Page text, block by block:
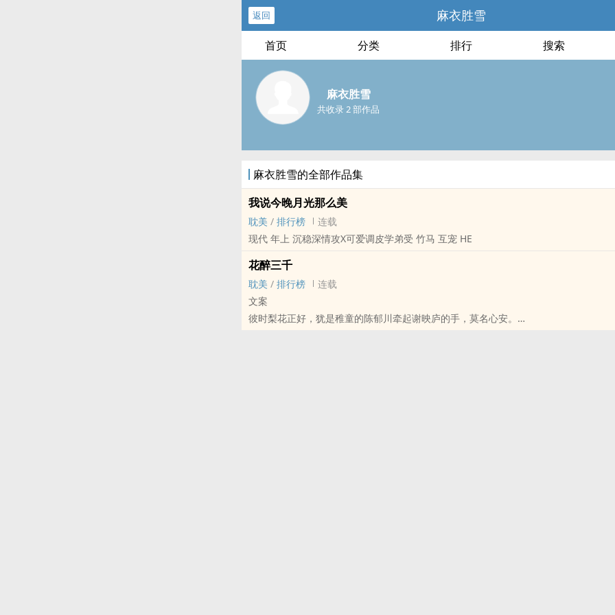
返回 麻衣胜雪
首页 分类 排行 搜索
麻衣胜雪
共收录 2 部作品
麻衣胜雪的全部作品集
我说今晚月光那么美
耽美 / 排行榜
连载
现代 年上 沉稳深情攻X可爱调皮学弟受 竹马 互宠 HE
花醉三千
耽美 / 排行榜
连载
文案
彼时梨花正好，犹是稚童的陈郁川牵起谢映庐的手，莫名心安。